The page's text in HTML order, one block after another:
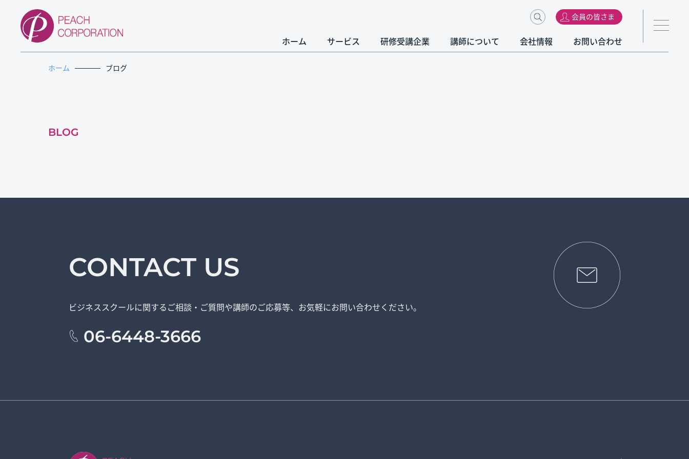
会員の皆さま
ホーム サービス 研修受講企業 講師について 会社情報 お問い合わせ
ホーム ブログ
BLOG
CONTACT US
ビジネススクールに関するご相談・ご質問や講師のご応募等、 お気軽にお問い合わせください。
06-6448-3666